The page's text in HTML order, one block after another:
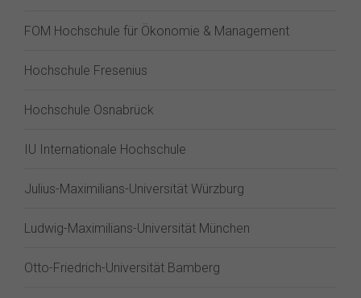
FOM Hochschule für Ökonomie & Management
Hochschule Fresenius
Hochschule Osnabrück
IU Internationale Hochschule
Julius-Maximilians-Universität Würzburg
Ludwig-Maximilians-Universität München
Otto-Friedrich-Universität Bamberg